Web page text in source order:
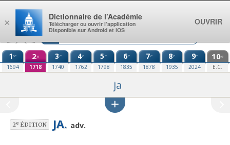
Aller au contenu
1re
1694
2e
1718
3e
1740
4e
1762
5e
1798
6e
1835
7e
1878
8e
1935
9e
2024
10e
E.C.
ja
2eÉDITION JA. adv.
×
Dictionnaire de l’Académie
Télécharger ou ouvrir l’application
Disponible sur Android et iOS
OUVRIR